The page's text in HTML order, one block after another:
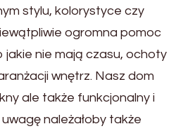
stylu, kolorystyce czy
ogromna pomoc
jakie nie mają czasu, ochoty
wnętrz. Nasz dom
ale także funkcjonalny i
należałoby także